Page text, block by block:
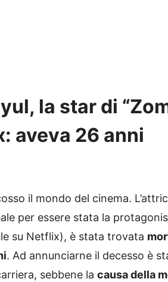
la star di
aveva 26 anni
il mondo del cinema.
per essere stata la
su Netflix), è stata trovata
. Ad annunciarne il decesso è
sebbene la causa della